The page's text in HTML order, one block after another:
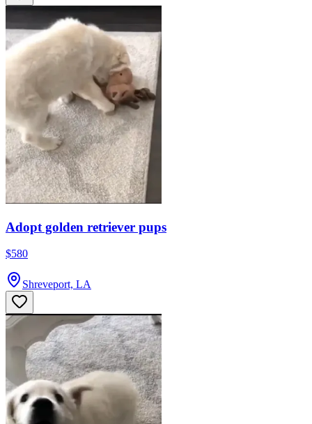
Adopt golden retriever pups
$580
Shreveport, LA